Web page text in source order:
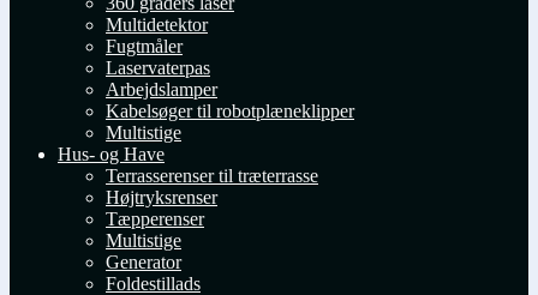
Multidetektor
Fugtmåler
Laservaterpas
Arbejdslamper
Kabelsøger til robotplæneklipper
Multistige
Hus- og Have
Terrasserenser til træterrasse
Højtryksrenser
Tæpperenser
Multistige
Generator
Foldestillads